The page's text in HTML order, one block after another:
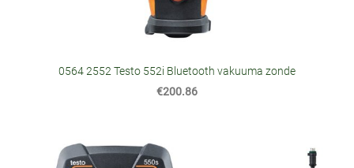
0564 2552 Testo 552i Bluetooth vakuuma zonde
€200.86